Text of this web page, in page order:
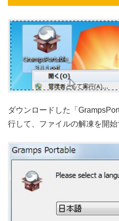
ダウンロードした「
行して、ファイルの解凍を開始